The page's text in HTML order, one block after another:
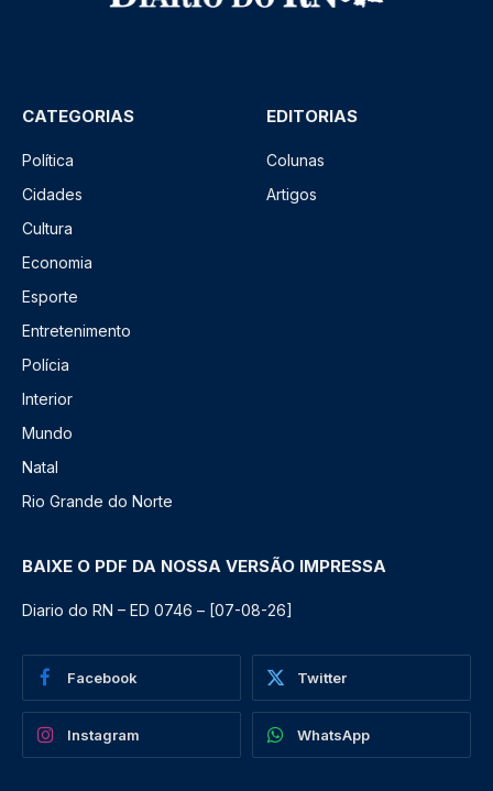
CATEGORIAS
Política
Cidades
Cultura
Economia
Esporte
Entretenimento
Polícia
Interior
Mundo
Natal
Rio Grande do Norte
EDITORIAS
Colunas
Artigos
BAIXE O PDF DA NOSSA VERSÃO IMPRESSA
Diario do RN – ED 0746 – [07-08-26]
Facebook Twitter
Instagram WhatsApp